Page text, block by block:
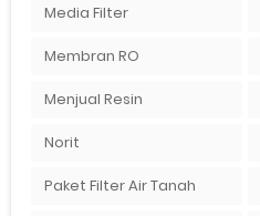
Media Filter
Membran RO
Menjual Resin
Norit
Paket Filter Air Tanah